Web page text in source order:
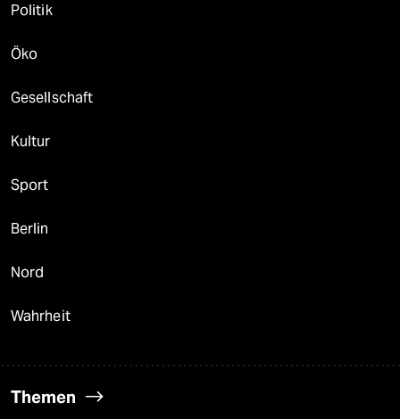
Politik
Öko
Gesellschaft
Kultur
Sport
Berlin
Nord
Wahrheit
Themen